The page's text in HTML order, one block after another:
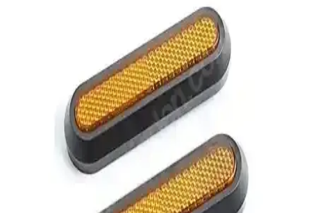
Dayanıklılık ile Güvenliği Artırır
Armor 606MVA disk kilidi, 120dB alarm ve dayanıklı yapısıyla
motor ve scooter güvenliğinizi sağlar. Yağmur ve zorlu koşullara
dayanıklı, pratik kullanımlı, universal uyumlu güvenlik çözümüdür.
Capslock Motosiklet Elcik Manet Fren Kilidi
Güvenlik ve Kullanım Kolaylığı Sağlar
Capslock motosiklet elcik manet fren kilidi, yüksek dayanıklılık ve
kullanım kolaylığıyla motosiklet ve scooter sahiplerine güvenlik
sağlar. Hafif tasarımıyla taşıması ve kullanımı pratiktir.
Robesbon 4.7-6.5 İnç Silikon Telefon Tutucu Ürün
İncelemesi ve Kullanıcı Yorumları